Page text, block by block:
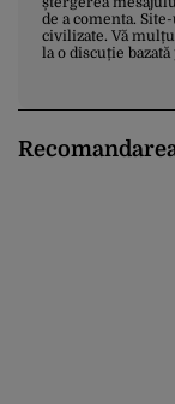
de a comenta.
civilizate. Vă
la o discuție